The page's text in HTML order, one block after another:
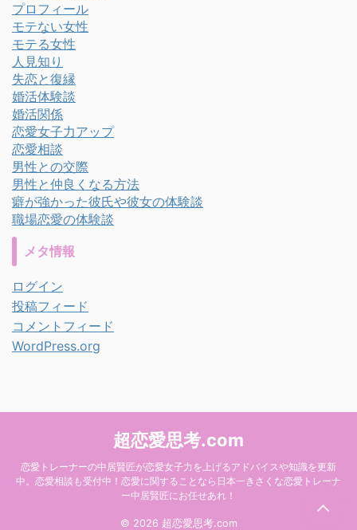
プロフィール
モテない女性
モテる女性
人見知り
失恋と復縁
婚活体験談
婚活関係
恋愛女子力アップ
恋愛相談
男性との交際
男性と仲良くなる方法
癖が強かった彼氏や彼女の体験談
職場恋愛の体験談
メタ情報
ログイン
投稿フィード
コメントフィード
WordPress.org
超恋愛思考.com
恋愛トレーナーの中居賢匠が恋愛女子力を上げるアドバイスや知識を更新
中。恋愛相談も受付中！恋愛に関することなら日本一きさくな恋愛トレーナ
ー中居賢匠にお任せあれ！
© 2026 超恋愛思考.com